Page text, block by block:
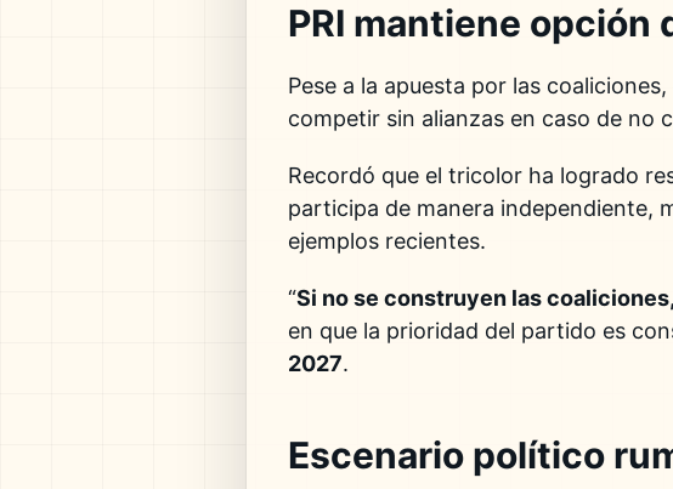
PRI mantiene
Pese a la apuesta por las
competir sin alianzas en caso de no
Recordó que el tricolor ha logrado
participa de manera independiente,
ejemplos recientes.
“Si no se construyen las
en que la prioridad del partido es
2027.
Escenario político